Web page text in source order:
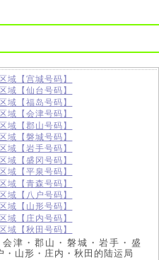
津・郡山・磐城・岩手・盛
・山形・庄内・秋田的陆运局